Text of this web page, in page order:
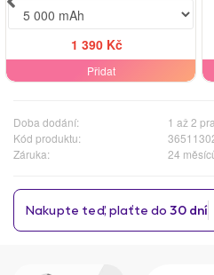
1 390 Kč
Přidat
Doba dodání:
1 až 2
Kód produktu:
Záruka:
24